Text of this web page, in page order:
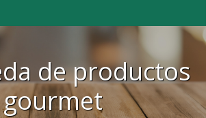
de productos
gourmet